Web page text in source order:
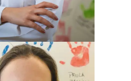
FRARE KIRA